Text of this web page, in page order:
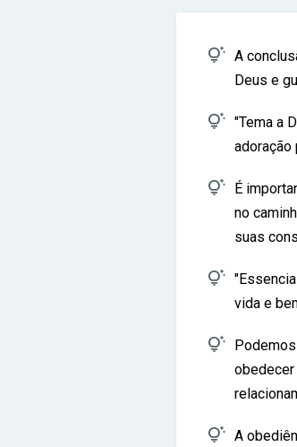
 A
Deus e
 "Tema a
adoração
 É
no
suas

vida e

 A